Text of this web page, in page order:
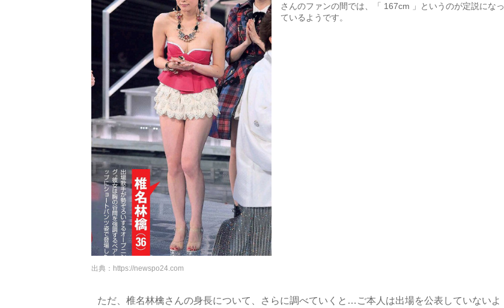
さんのファンの間では、「 167cm 」というのが定説になっ
ているようです。
出典： https://newspo24.com
ただ、椎名林檎さんの身長について、さらに調べていくと…ご本人は出場を公表していないよ